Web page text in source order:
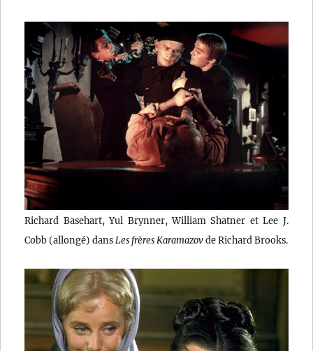
Richard Basehart, Yul Brynner, William Shatner et Lee J.
Cobb (allongé) dansLes frères Karamazovde Richard Brooks.